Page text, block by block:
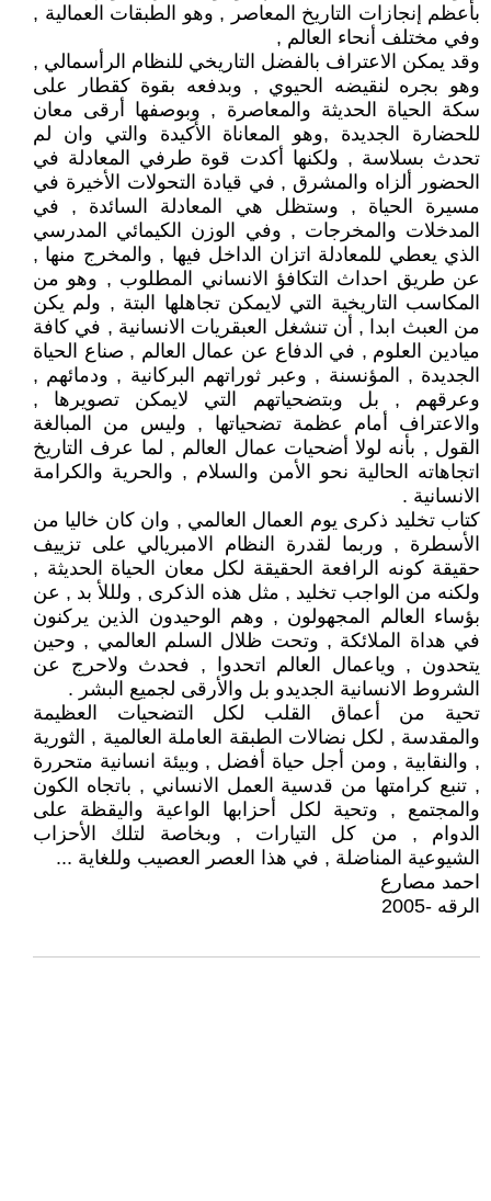
بأعظم إنجازات التاريخ المعاصر , وهو الطبقات العمالية ,
وفي مختلف أنحاء العالم ,
وقد يمكن الاعتراف بالفضل التاريخي للنظام الرأسمالي ,
وهو بجره لنقيضه الحيوي , وبدفعه بقوة كقطار على
سكة الحياة الحديثة والمعاصرة , وبوصفها أرقى معان
للحضارة الجديدة ,وهو المعاناة الأكيدة والتي وان لم
تحدث بسلاسة , ولكنها أكدت قوة طرفي المعادلة في
الحضور ألزاه والمشرق , في قيادة التحولات الأخيرة في
مسيرة الحياة , وستظل هي المعادلة السائدة , في
المدخلات والمخرجات , وفي الوزن الكيمائي المدرسي
الذي يعطي للمعادلة اتزان الداخل فيها , والمخرج منها ,
عن طريق احداث التكافؤ الانساني المطلوب , وهو من
المكاسب التاريخية التي لايمكن تجاهلها البتة , ولم يكن
من العبث ابدا , أن تنشغل العبقريات الانسانية , في كافة
ميادين العلوم , في الدفاع عن عمال العالم , صناع الحياة
الجديدة , المؤنسنة , وعبر ثوراتهم البركانية , ودمائهم ,
وعرقهم , بل وبتضحياتهم التي لايمكن تصويرها ,
والاعتراف أمام عظمة تضحياتها , وليس من المبالغة
القول , بأنه لولا أضحيات عمال العالم , لما عرف التاريخ
اتجاهاته الحالية نحو الأمن والسلام , والحرية والكرامة
الانسانية .
كتاب تخليد ذكرى يوم العمال العالمي , وان كان خاليا من
الأسطرة , وربما لقدرة النظام الامبريالي على تزييف
حقيقة كونه الرافعة الحقيقة لكل معان الحياة الحديثة ,
ولكنه من الواجب تخليد , مثل هذه الذكرى , ولللأ بد , عن
بؤساء العالم المجهولون , وهم الوحيدون الذين يركنون
في هداة الملائكة , وتحت ظلال السلم العالمي , وحين
يتحدون , وياعمال العالم اتحدوا , فحدث ولاحرج عن
الشروط الانسانية الجديدو بل والأرقى لجميع البشر .
تحية من أعماق القلب لكل التضحيات العظيمة
والمقدسة , لكل نضالات الطبقة العاملة العالمية , الثورية
, والنقابية , ومن أجل حياة أفضل , وبيئة انسانية متحررة
, تنبع كرامتها من قدسية العمل الانساني , باتجاه الكون
والمجتمع , وتحية لكل أحزابها الواعية واليقظة على
الدوام , من كل التيارات , وبخاصة لتلك الأحزاب
الشيوعية المناضلة , في هذا العصر العصيب وللغاية ...
احمد مصارع
الرقه -2005